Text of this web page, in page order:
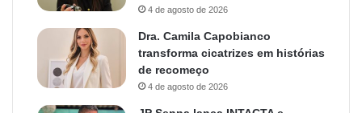
4 de agosto de 2026
Dra. Camila Capobianco
transforma cicatrizes em histórias
de recomeço
4 de agosto de 2026